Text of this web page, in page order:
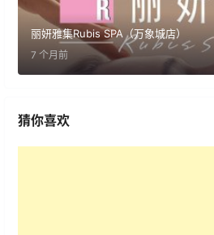
丽妍雅集Rubis SPA（万象城店）
7 个月前
猜你喜欢